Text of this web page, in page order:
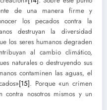
de una manera firme y
los pecados contra la
destruyan la diversidad
los seres humanos degraden
al cambio climático,
naturales o destruyendo sus
contaminen las aguas, el
[15]. Porque «un crimen
contra nosotros mismos y un